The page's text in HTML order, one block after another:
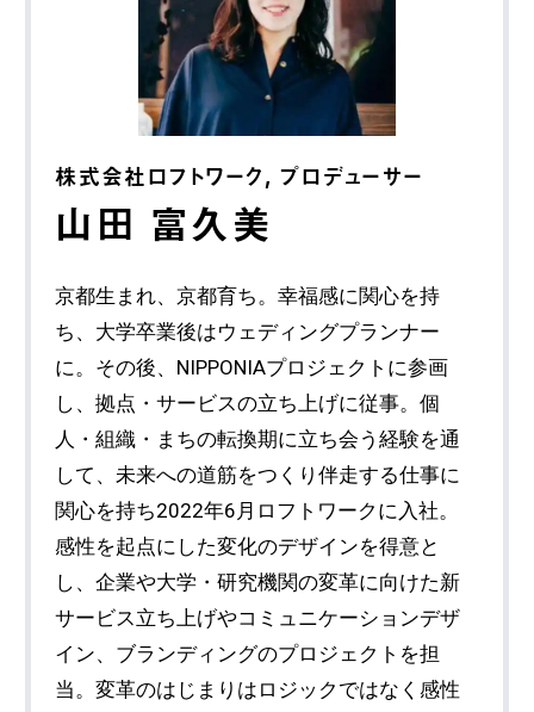
株式会社ロフトワーク, プロデューサー
山田 富久美
京都生まれ、京都育ち。幸福感に関心を持
ち、大学卒業後はウェディングプランナー
に。その後、NIPPONIAプロジェクトに参画
し、拠点・サービスの立ち上げに従事。個
人・組織・まちの転換期に立ち会う経験を通
して、未来への道筋をつくり伴走する仕事に
関心を持ち2022年6月ロフトワークに入社。
感性を起点にした変化のデザインを得意と
し、企業や大学・研究機関の変革に向けた新
サービス立ち上げやコミュニケーションデザ
イン、ブランディングのプロジェクトを担
当。変革のはじまりはロジックではなく感性